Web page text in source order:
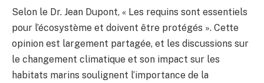
Selon le Dr. Jean Dupont, « Les requins sont essentiels
pour l’écosystème et doivent être protégés ». Cette
opinion est largement partagée, et les discussions sur
le changement climatique et son impact sur les
habitats marins soulignent l’importance de la